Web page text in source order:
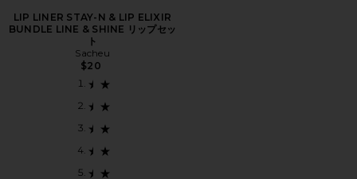
LIP LINER STAY-N & LIP ELIXIR
BUNDLE LINE & SHINE リップセッ
ト
Sacheu
$20